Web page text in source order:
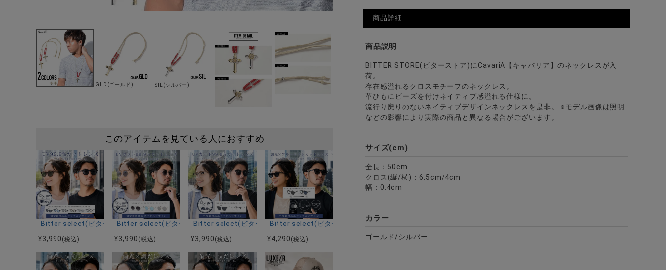
GLD(ゴールド) SIL(シルバー)
このアイテムを見ている人におすすめ
Bitter select(ビターセレクト)ウェリントンサングラス/全6色
¥3,990 (税込)
Bitter select(ビターセレクト)ラウンドサングラス/全3色
¥3,990 (税込)
Bitter select(ビターセレクト)アイブロウサングラス/全2色
¥3,990 (税込)
Bitter select(ビターセレクト)ウェリントンサングラス(調光・ブルーライトカット)/全2色
¥4,290 (税込)
商品詳細
商品説明
BITTER STORE(ビターストア)にCavariA【キャバリア】のネックレスが入
荷。
存在感溢れるクロスモチーフのネックレス。
革ひもにビーズを付けネイティブ感溢れる仕様に。
流行り廃りのないネイティブデザインネックレスを是非。 ※モデル画像は照明
などの影響により実際の商品と異なる場合がございます。
サイズ(cm)
全長：50cm
クロス(縦/横)：6.5cm/4cm
幅：0.4cm
カラー
ゴールド/シルバー